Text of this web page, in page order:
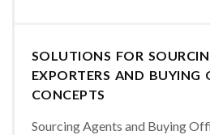
SOLUTIONS FOR
EXPORTERS AND BUYING
CONCEPTS
Sourcing Agents and Buying